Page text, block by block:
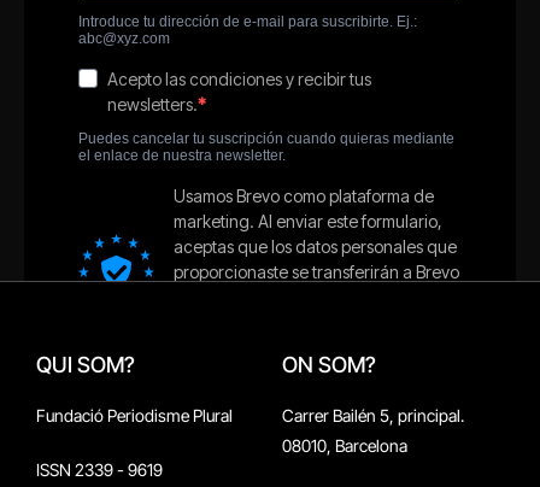
QUI SOM?
Fundació Periodisme Plural
ISSN 2339 - 9619
ON SOM?
Carrer Bailén 5, principal.
08010, Barcelona